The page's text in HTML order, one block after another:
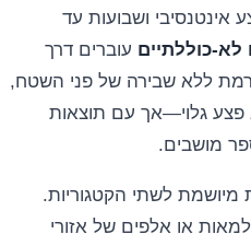
אינטנסיבי ושבועות עד
לא-כוללתיים עוברים דרך
ללא שבירה של פני השטח,
פצע גלוי—אך עם תוצאות
מושבים.
מיושמת לשתי הקטגוריות.
או אלפים של אזורי